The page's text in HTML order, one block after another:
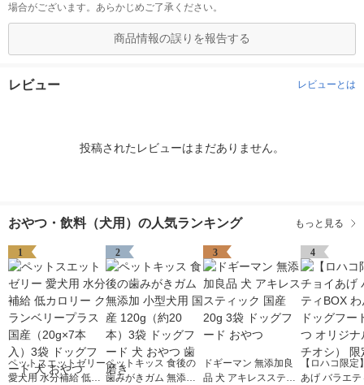
場合がございます。あらかじめご了承ください。
商品情報の誤りを報告する
レビュー レビューとは
投稿されたレビューはまだありません。
おやつ・飲料（犬用）の人気ランキング もっと見る
1
ペットスエットゼリー
愛犬用 水分補給 低カ
2
ペットキッス 食後の
歯みがきガム 無添加
3
ドギーマン 無添加良
品 犬 アキレススティ
4
【ロハコ限定
あげ バラエテ